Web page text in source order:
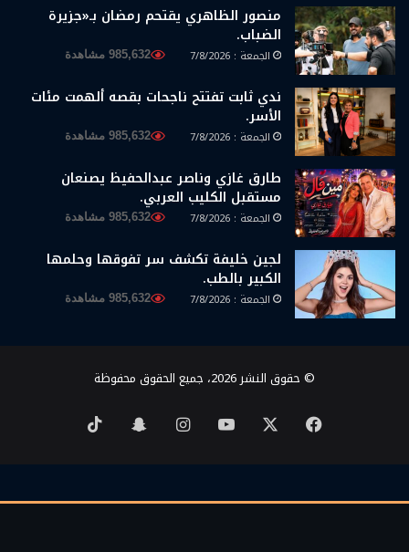
منصور الظاهري يقتحم رمضان بـ«جزيرة
الضباب.
الجمعة : 7/8/2026 985,632 مشاهدة
ندي ثابت تفتتح ناجحات بقصه ألهمت مئات
الأسر.
الجمعة : 7/8/2026 985,632 مشاهدة
طارق غازي وناصر عبدالحفيظ يصنعان
مستقبل الكليب العربي.
الجمعة : 7/8/2026 985,632 مشاهدة
لجين خليفة تكشف سر تفوقها وحلمها
الكبير بالطب.
الجمعة : 7/8/2026 985,632 مشاهدة
© حقوق النشر 2026، جميع الحقوق محفوظة
فيسبوك ‫YouTubeانستقرامسناب